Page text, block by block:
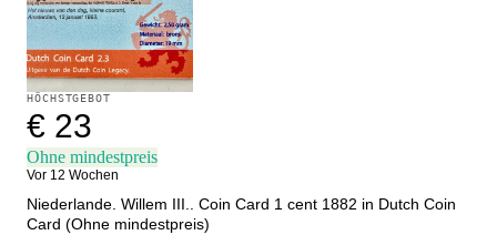
HÖCHSTGEBOT
€ 23
Ohne mindestpreis
Vor 12 Wochen
Niederlande. Willem III.. Coin Card 1 cent 1882 in Dutch Coin
Card (Ohne mindestpreis)